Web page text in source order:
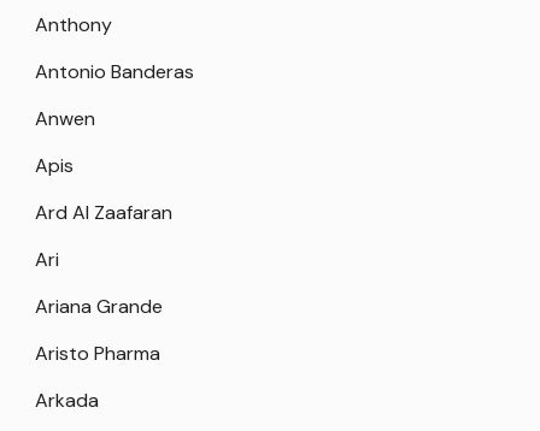
Anthony
Antonio Banderas
Anwen
Apis
Ard Al Zaafaran
Ari
Ariana Grande
Aristo Pharma
Arkada